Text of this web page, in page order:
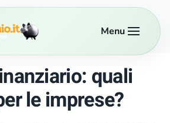
principale Menu
quali
le imprese?